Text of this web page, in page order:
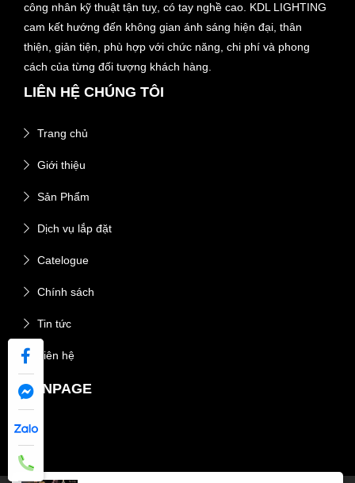
công nhân kỹ thuật tận tuỵ, có tay nghề cao. KDL LIGHTING
cam kết hướng đến không gian ánh sáng hiện đại, thân
thiện, giản tiện, phù hợp với chức năng, chi phí và phong
cách của từng đối tượng khách hàng.
LIÊN HỆ CHÚNG TÔI
Trang chủ
Giới thiệu
Sản Phẩm
Dịch vụ lắp đặt
Catelogue
Chính sách
Tin tức
Liên hệ
FANPAGE